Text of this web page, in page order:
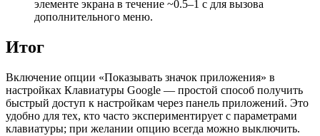
элементе экрана в течение ~0.5–1 с для вызова
дополнительного меню.
Итог
Включение опции «Показывать значок приложения» в
настройках Клавиатуры Google — простой способ получить
быстрый доступ к настройкам через панель приложений. Это
удобно для тех, кто часто экспериментирует с параметрами
клавиатуры; при желании опцию всегда можно выключить.